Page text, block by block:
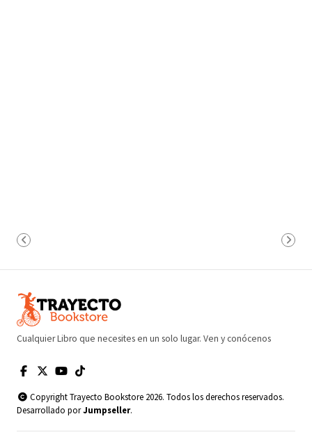
Cualquier Libro que necesites en un solo lugar. Ven y conócenos
Copyright Trayecto Bookstore 2026. Todos los derechos reservados.
Desarrollado porJumpseller.